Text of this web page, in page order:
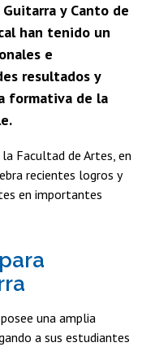
y Canto de
han tenido un
e
resultados y
formativa de la
Facultad de Artes, en
recientes logros y
en importantes
una amplia
a sus estudiantes